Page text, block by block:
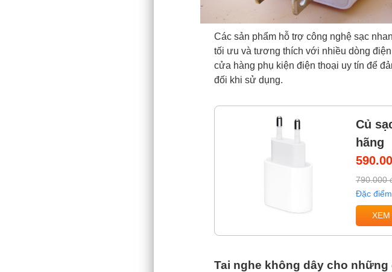
Các sản phẩm hỗ trợ công nghệ sạc
tối ưu và tương thích với nhiều dòng
cửa hàng phụ kiện điện thoại uy tín để
đối khi sử dụng.
Củ
hãng
790.000
Đặc
Tai nghe không dây cho những